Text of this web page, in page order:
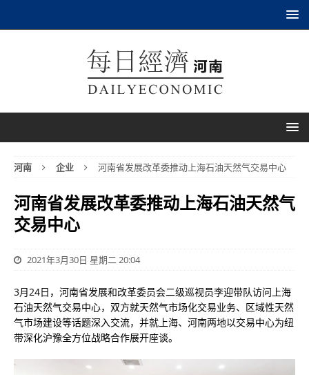
河南 企业 河南省发展改革委推动上海石油天然气交易中心
河南省发展改革委推动上海石油天然气
交易中心
2021年3月30日 星期二 20:04
3月24日，河南省发展和改革委员会二级巡视员李迎带队访问上海
石油天然气交易中心，双方就天然气市场化交易业务、区域性天然
气市场建设等话题深入交流，并就上海、河南两地以交易中心为纽
带深化沪豫全方位战略合作展开座谈。